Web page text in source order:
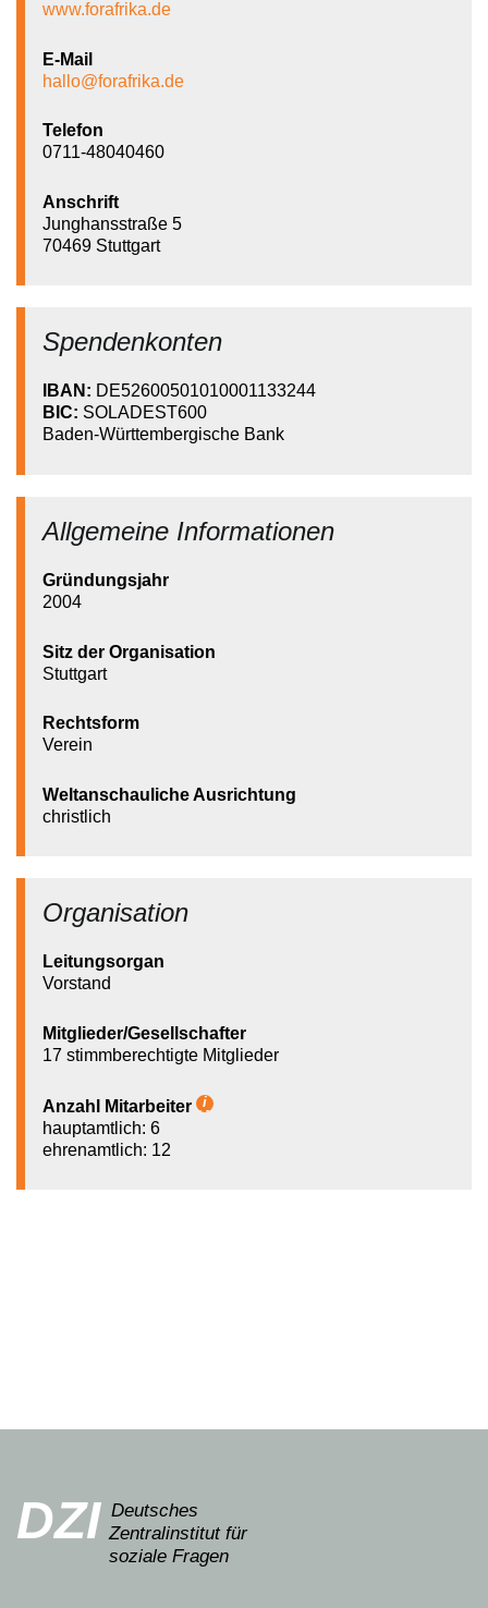
www.forafrika.de
E-Mail
hallo@forafrika.de
Telefon
0711-48040460
Anschrift
Junghansstraße 5
70469 Stuttgart
Spendenkonten
IBAN: DE52600501010001133244
BIC: SOLADEST600
Baden-Württembergische Bank
Allgemeine Informationen
Gründungsjahr
2004
Sitz der Organisation
Stuttgart
Rechtsform
Verein
Weltanschauliche Ausrichtung
christlich
Organisation
Leitungsorgan
Vorstand
Mitglieder/Gesellschafter
17 stimmberechtigte Mitglieder
Anzahl Mitarbeiter
Hilfetext
hauptamtlich: 6
ehrenamtlich: 12
DZI Deutsches
Zentralinstitut für
soziale Fragen